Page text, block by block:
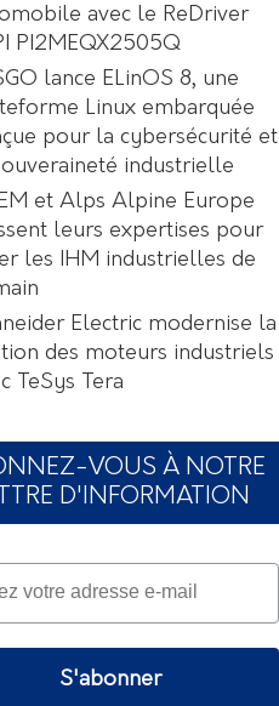
avec le ReDriver
PI2MEQX2505Q
lance ELinOS 8, une
Linux embarquée
pour la cybersécurité et
industrielle
et Alps Alpine Europe
leurs expertises pour
les IHM industrielles de
Electric modernise la
des moteurs industriels
TeSys Tera
VOUS À NOTRE
D'INFORMATION
S'abonner